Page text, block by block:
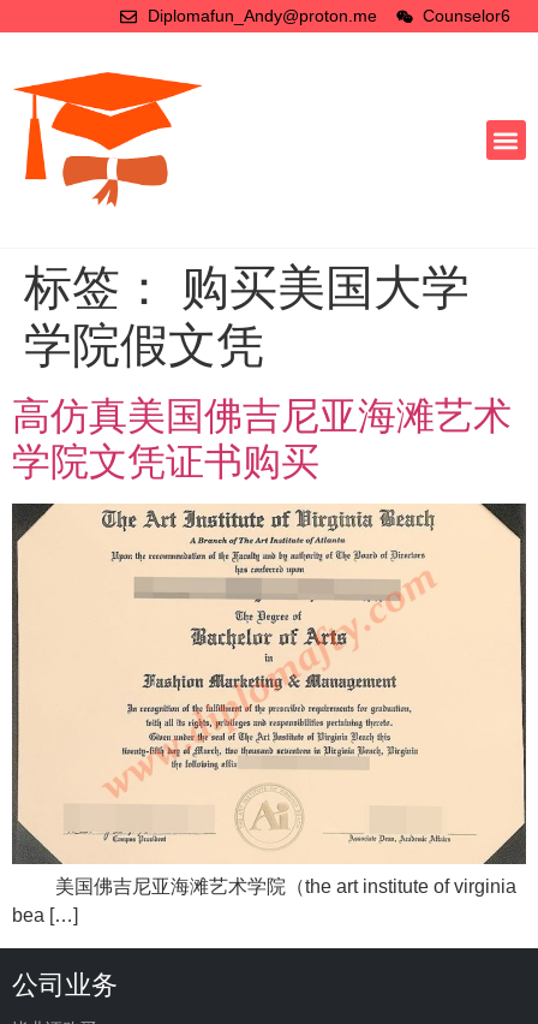
Diplomafun_Andy@proton.me Counselor6
标签： 购买美国大学
学院假文凭
高仿真美国佛吉尼亚海滩艺术
学院文凭证书购买
美国佛吉尼亚海滩艺术学院（the art institute of virginia
bea […]
公司业务